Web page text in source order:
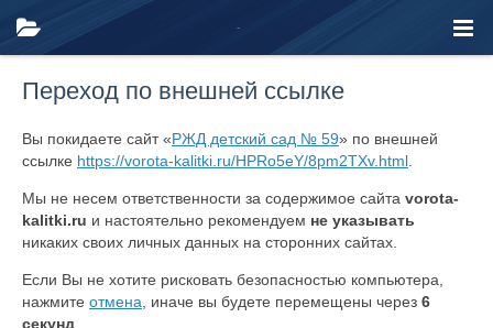
Переход по внешней ссылке
Вы покидаете сайт «РЖД детский сад № 59» по внешней
ссылке https://vorota-kalitki.ru/HPRo5eY/8pm2TXv.html
Мы не несем ответственности за содержимое сайта vorota-
kalitki.ru и настоятельно рекомендуем не указывать
никаких своих личных данных на сторонних сайтах.
Если Вы не хотите рисковать безопасностью компьютера,
нажмите отмена , иначе вы будете перемещены через 6
секунд